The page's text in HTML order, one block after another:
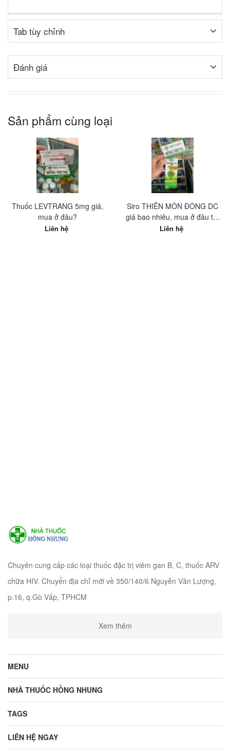
Tab tùy chỉnh
Đánh giá
Sản phẩm cùng loại
Thuốc LEVTRANG 5mg giá,
mua ở đâu?
Liên hệ
Siro THIÊN MÔN ĐÔNG DC
giá bao nhiêu, mua ở đâu tốt
nhất?
Liên hệ
Chuyên cung cấp các loại thuốc đặc trị viêm gan B, C, thuốc ARV
chữa HIV. Chuyển địa chỉ mới về 350/140/6 Nguyễn Văn Lượng,
p.16, q.Gò Vấp, TPHCM
Xem thêm
MENU
NHÀ THUỐC HỒNG NHUNG
TAGS
LIÊN HỆ NGAY